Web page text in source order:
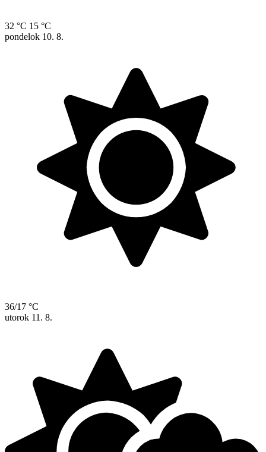
32 °C 15 °C
pondelok 10. 8.
36/17 °C
utorok 11. 8.